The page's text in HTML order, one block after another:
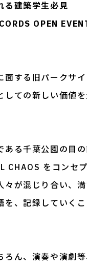
る建築学生必見
OPEN
面する旧パークサ
しての新しい価値を
ある千葉公園の目の
CHAOS をコンセ
々が混じり合い、
を、記録していくこ
ろん、演奏や演劇